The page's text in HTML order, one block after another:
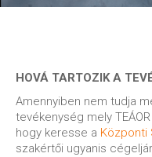
HOVÁ TARTOZIK A
Amennyiben nem tudja
tevékenység mely
hogy keresse a Központi
szakértői ugyanis